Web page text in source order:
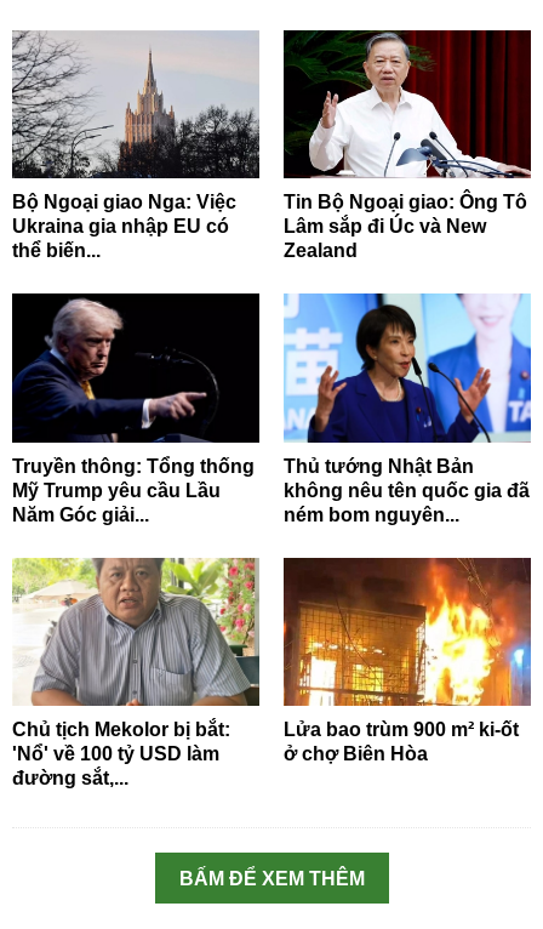
Bộ Ngoại giao Nga: Việc
Ukraina gia nhập EU có
thể biến...
Tin Bộ Ngoại giao: Ông Tô
Lâm sắp đi Úc và New
Zealand
Truyền thông: Tổng thống
Mỹ Trump yêu cầu Lầu
Năm Góc giải...
Thủ tướng Nhật Bản
không nêu tên quốc gia đã
ném bom nguyên...
Chủ tịch Mekolor bị bắt:
'Nổ' về 100 tỷ USD làm
đường sắt,...
Lửa bao trùm 900 m² ki-ốt
ở chợ Biên Hòa
BẤM ĐỂ XEM THÊM